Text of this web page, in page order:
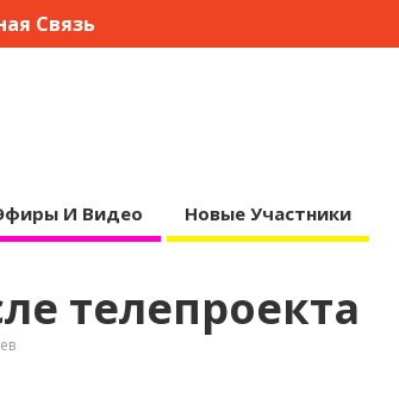
Связь
И Видео Новые Участники
телепроекта